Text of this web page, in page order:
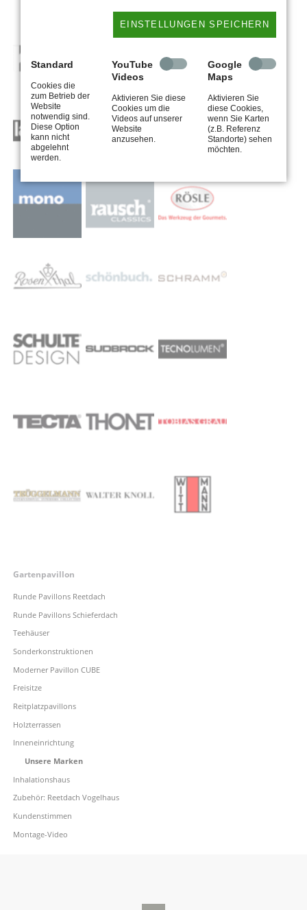
Navigation
Gartenpavillon
Runde Pavillons Reetdach
Runde Pavillons Schieferdach
Teehäuser
Sonderkonstruktionen
Moderner Pavillon CUBE
Freisitze
Reitplatzpavillons
Holzterrassen
Inneneinrichtung
Unsere Marken
Inhalationshaus
Zubehör: Reetdach Vogelhaus
Kundenstimmen
Montage-Video
EINSTELLUNGEN SPEICHERN
Standard
Cookies die
zum Betrieb der
Website
notwendig sind.
Diese Option
kann nicht
abgelehnt
werden.
YouTube
Videos
Aktivieren Sie diese
Cookies um die
Videos auf unserer
Website
anzusehen.
Google
Maps
Aktivieren Sie
diese Cookies,
wenn Sie Karten
(z.B. Referenz
Standorte) sehen
möchten.